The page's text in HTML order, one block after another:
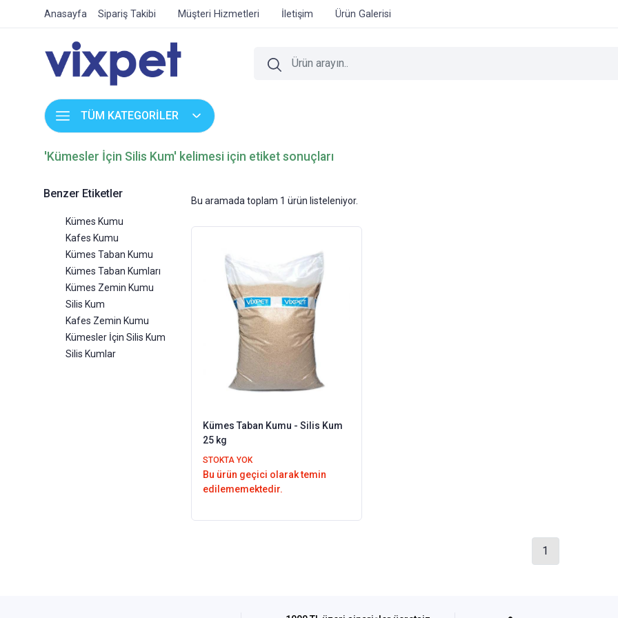
Anasayfa Sipariş Takibi Müşteri Hizmetleri İletişim Ürün Galerisi
TÜM KATEGORİLER
'Kümesler İçin Silis Kum' kelimesi için etiket sonuçları
Benzer Etiketler
Kümes Kumu
Kafes Kumu
Kümes Taban Kumu
Kümes Taban Kumları
Kümes Zemin Kumu
Silis Kum
Kafes Zemin Kumu
Kümesler İçin Silis Kum
Silis Kumlar
Bu aramada toplam 1 ürün listeleniyor.
Kümes Taban Kumu - Silis Kum
25 kg
STOKTA YOK
Bu ürün geçici olarak temin
edilememektedir.
1